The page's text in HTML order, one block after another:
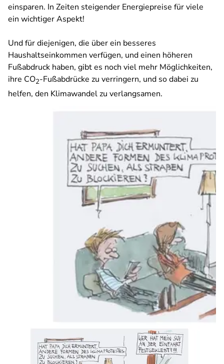
einsparen. In Zeiten steigender Energiepreise für viele
ein wichtiger Aspekt!
Und für diejenigen, die über ein besseres
Haushaltseinkommen verfügen, und einen höheren
Fußabdruck haben, gibt es noch viel mehr Möglichkeiten,
ihre CO2-Fußabdrücke zu verringern, und so dabei zu
helfen, den Klimawandel zu verlangsamen.